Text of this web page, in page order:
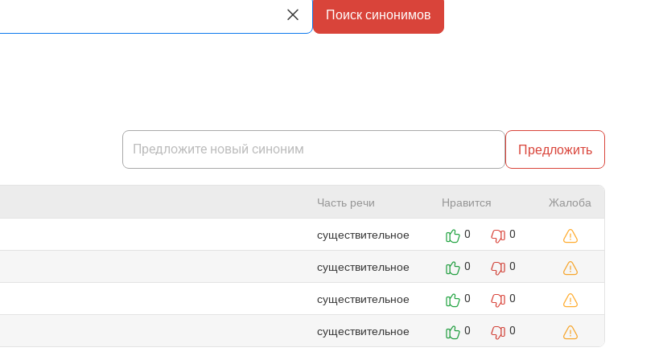
Поиск синонимов
Предложить
Часть речи Нравится Жалоба
существительное 0 0
существительное 0 0
существительное 0 0
существительное 0 0